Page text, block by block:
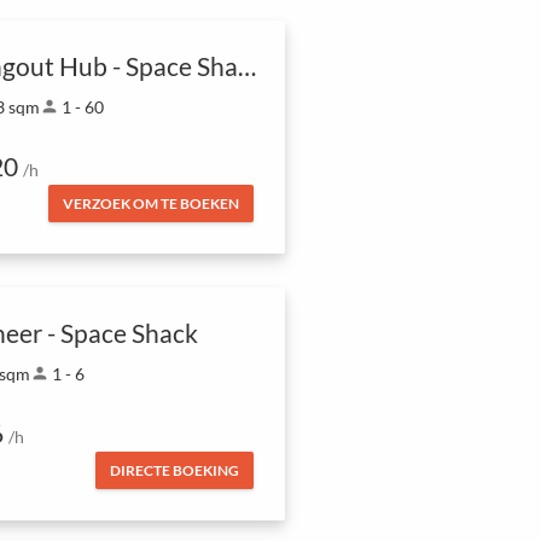
Hangout Hub - Space Shack
sqmperson 1 - 60
/h
VERZOEK OM TE BOEKEN
- Space Shack
person 1 - 6
/h
DIRECTE BOEKING